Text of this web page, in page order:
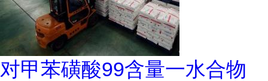
对甲苯磺酸99含量一水合物